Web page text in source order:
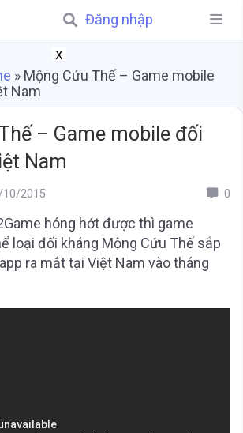
Đăng nhập
X
» Mộng Cứu Thế – Game mobile
Nam
– Game mobile đối
Nam
10/2015 0
hóng hớt được thì game
loại đối kháng Mộng Cứu Thế sắp
ra mắt tại Việt Nam vào tháng